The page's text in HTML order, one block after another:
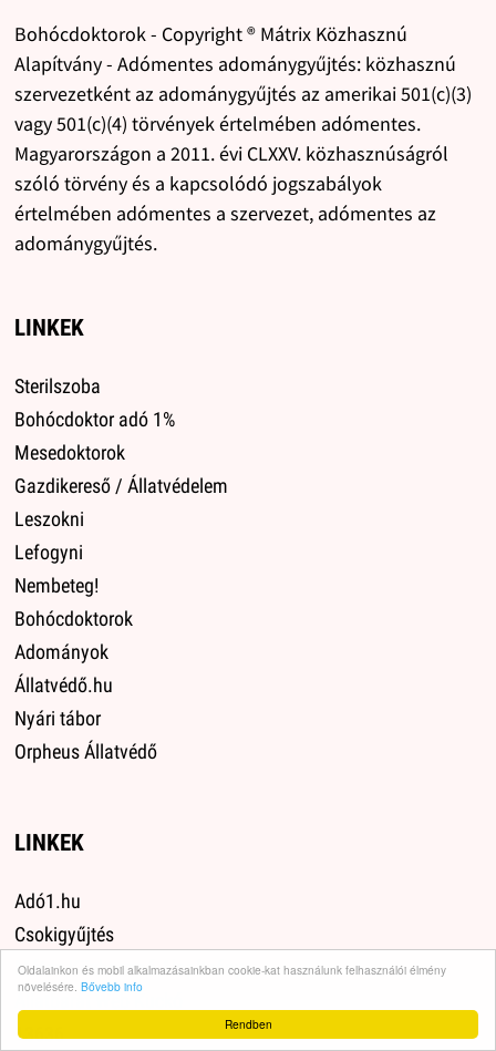
Rendben
Oldalainkon és mobil alkalmazásainkban cookie-kat használunk felhasználói élmény
növelésére. Bővebb info
Bohócdoktorok - Copyright ® Mátrix Közhasznú
Alapítvány - Adómentes adománygyűjtés: közhasznú
szervezetként az adománygyűjtés az amerikai 501(c)(3)
vagy 501(c)(4) törvények értelmében adómentes.
Magyarországon a 2011. évi CLXXV. közhasznúságról
szóló törvény és a kapcsolódó jogszabályok
értelmében adómentes a szervezet, adómentes az
adománygyűjtés.
LINKEK
Sterilszoba
Bohócdoktor adó 1%
Mesedoktorok
Gazdikereső / Állatvédelem
Leszokni
Lefogyni
Nembeteg!
Bohócdoktorok
Adományok
Állatvédő.hu
Nyári tábor
Orpheus Állatvédő
LINKEK
Adó1.hu
Csokigyűjtés
Mátrix Közhasznú Alapítvány
13636